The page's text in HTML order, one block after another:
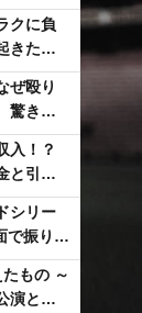
ラマ
クに負
きたプ
ぜ殴り
驚きの
ルにつ
入！？
と引退
シリー
で振り返
もの ～
演と古